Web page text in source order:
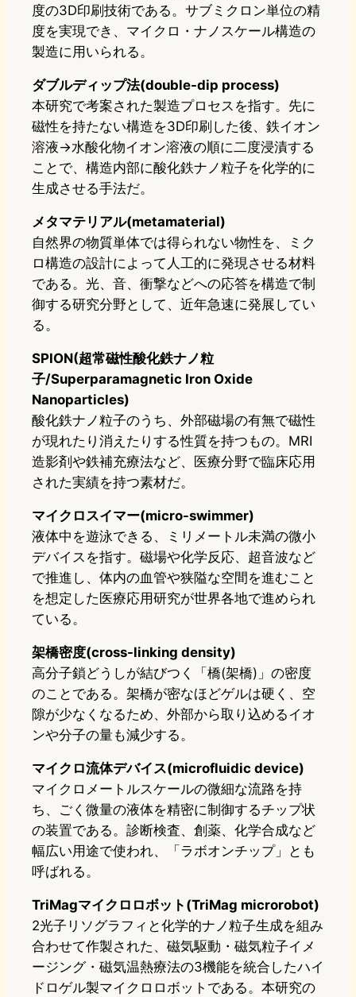
度の3D印刷技術である。サブミクロン単位の精
度を実現でき、マイクロ・ナノスケール構造の
製造に用いられる。
ダブルディップ法(double-dip process)
本研究で考案された製造プロセスを指す。先に
磁性を持たない構造を3D印刷した後、鉄イオン
溶液→水酸化物イオン溶液の順に二度浸漬する
ことで、構造内部に酸化鉄ナノ粒子を化学的に
生成させる手法だ。
メタマテリアル(metamaterial)
自然界の物質単体では得られない物性を、ミク
ロ構造の設計によって人工的に発現させる材料
である。光、音、衝撃などへの応答を構造で制
御する研究分野として、近年急速に発展してい
る。
SPION(超常磁性酸化鉄ナノ粒
子/Superparamagnetic Iron Oxide
Nanoparticles)
酸化鉄ナノ粒子のうち、外部磁場の有無で磁性
が現れたり消えたりする性質を持つもの。MRI
造影剤や鉄補充療法など、医療分野で臨床応用
された実績を持つ素材だ。
マイクロスイマー(micro-swimmer)
液体中を遊泳できる、ミリメートル未満の微小
デバイスを指す。磁場や化学反応、超音波など
で推進し、体内の血管や狭隘な空間を進むこと
を想定した医療応用研究が世界各地で進められ
ている。
架橋密度(cross-linking density)
高分子鎖どうしが結びつく「橋(架橋)」の密度
のことである。架橋が密なほどゲルは硬く、空
隙が少なくなるため、外部から取り込めるイオ
ンや分子の量も減少する。
マイクロ流体デバイス(microfluidic device)
マイクロメートルスケールの微細な流路を持
ち、ごく微量の液体を精密に制御するチップ状
の装置である。診断検査、創薬、化学合成など
幅広い用途で使われ、「ラボオンチップ」とも
呼ばれる。
TriMagマイクロロボット(TriMag microrobot)
2光子リソグラフィと化学的ナノ粒子生成を組み
合わせて作製された、磁気駆動・磁気粒子イメ
ージング・磁気温熱療法の3機能を統合したハイ
ドロゲル製マイクロロボットである。本研究の